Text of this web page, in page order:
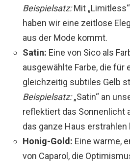
Beispielsatz:Mit
haben wir eine zeitlose
aus der Mode kommt.
Satin: Eine von Sico als
ausgewählte Farbe, die für
gleichzeitig subtiles Gelb
Beispielsatz:„Satin“ an
reflektiert das Sonnenlicht
das ganze Haus erstrahlen
Honig-Gold: Eine warme,
von Caparol, die